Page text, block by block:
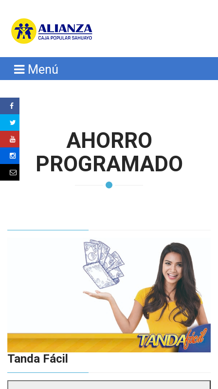
Menú
AHORRO
PROGRAMADO
Tanda Fácil